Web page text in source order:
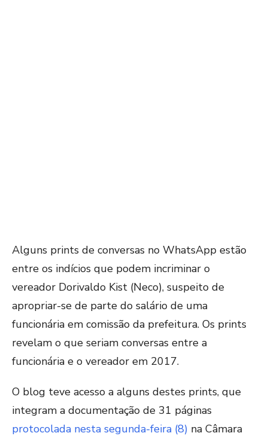
Alguns prints de conversas no WhatsApp estão
entre os indícios que podem incriminar o
vereador Dorivaldo Kist (Neco), suspeito de
apropriar-se de parte do salário de uma
funcionária em comissão da prefeitura. Os prints
revelam o que seriam conversas entre a
funcionária e o vereador em 2017.
O blog teve acesso a alguns destes prints, que
integram a documentação de 31 páginas
protocolada nesta segunda-feira (8) na Câmara